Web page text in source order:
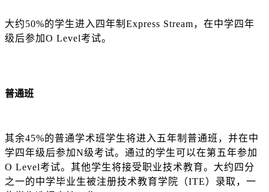
大约50%的学生进入四年制Express Stream，在中学四年
级后参加O Level考试。
普通班
其余45%的普通学术班学生将进入五年制普通班，并在中
学四年级后参加N级考试。通过的学生可以在第五年参加
O Level考试。其他学生将接受职业技术教育。大约四分
之一的中学毕业生被注册技术教育学院（ITE）录取，一